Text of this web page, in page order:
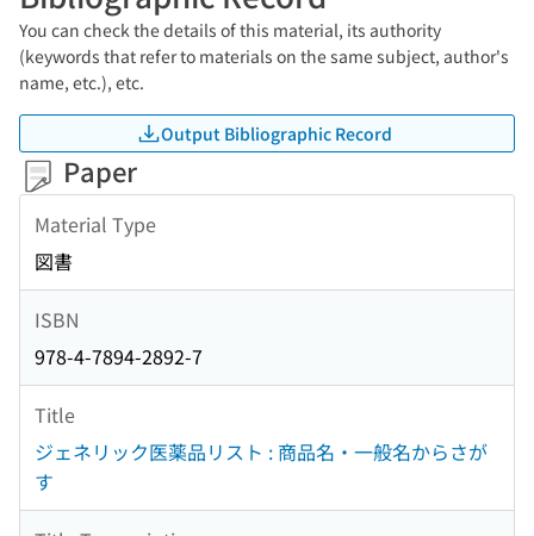
You can check the details of this material, its authority
(keywords that refer to materials on the same subject, author's
name, etc.), etc.
Output Bibliographic Record
Paper
Material Type
図書
ISBN
978-4-7894-2892-7
Title
ジェネリック医薬品リスト : 商品名・一般名からさが
す